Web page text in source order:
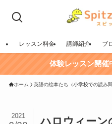
レッスン料金 講師紹介 ブ
体験レッスン開催
ホーム 英語の絵本たち（小学校での読み聞
ハロウィーン
2021